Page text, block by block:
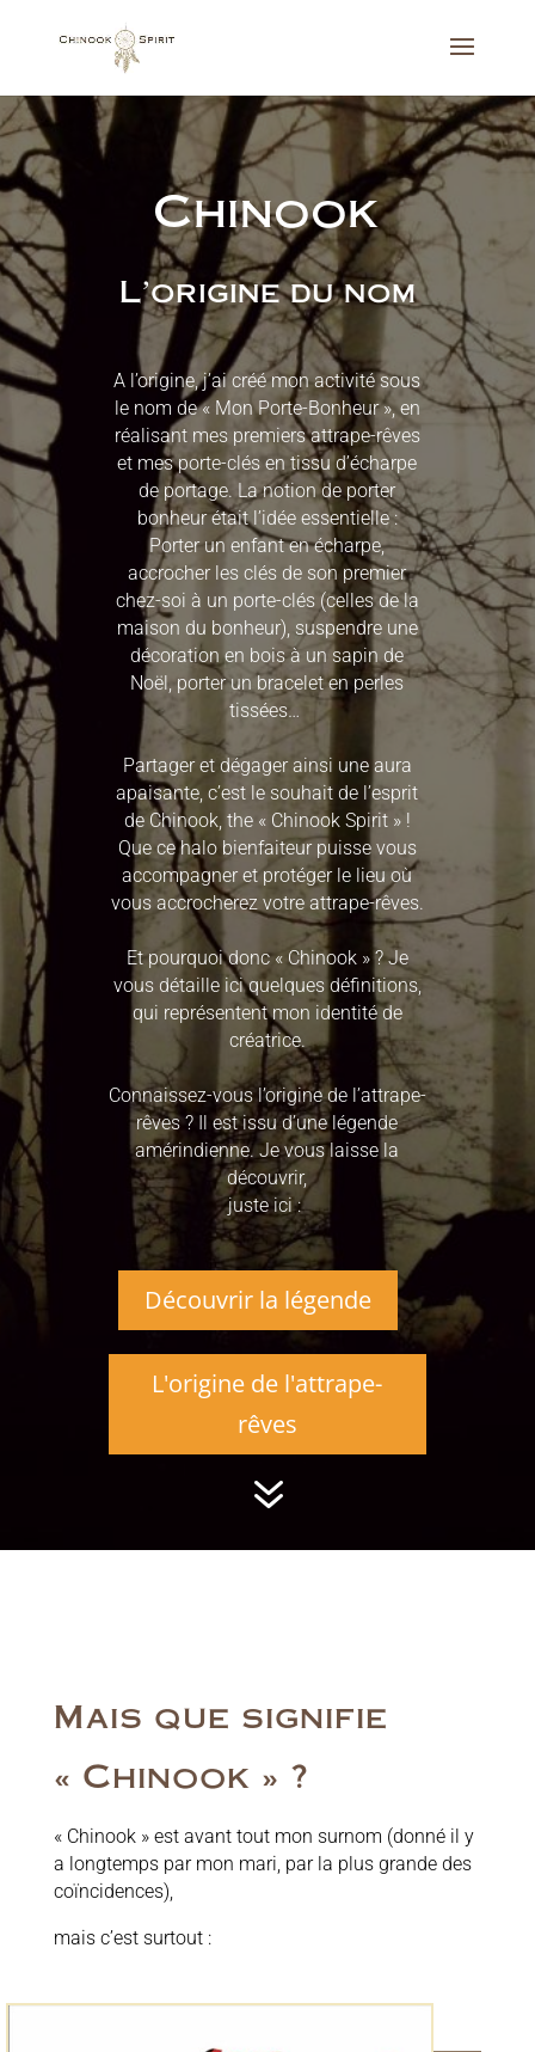
Chinook
L'origine du nom
A l’origine, j’ai créé mon activité sous
le nom de « Mon Porte-Bonheur », en
réalisant mes premiers attrape-rêves
et mes porte-clés en tissu d’écharpe
de portage. La notion de porter
bonheur était l’idée essentielle :
Porter un enfant en écharpe,
accrocher les clés de son premier
chez-soi à un porte-clés (celles de la
maison du bonheur), suspendre une
décoration en bois à un sapin de
Noël, porter un bracelet en perles
tissées…
Partager et dégager ainsi une aura
apaisante, c’est le souhait de l’esprit
de Chinook, the « Chinook Spirit » !
Que ce halo bienfaiteur puisse vous
accompagner et protéger le lieu où
vous accrocherez votre attrape-rêves.
Et pourquoi donc « Chinook » ? Je
vous détaille ici quelques définitions,
qui représentent mon identité de
créatrice.
Connaissez-vous l’origine de l’attrape-
rêves ? Il est issu d’une légende
amérindienne. Je vous laisse la
découvrir,
juste ici :
Découvrir la légende
L'origine de l'attrape-
rêves
7
Mais que signifie
« Chinook » ?
« Chinook » est avant tout mon surnom (donné il y
a longtemps par mon mari, par la plus grande des
coïncidences),
mais c’est surtout :
Définitions